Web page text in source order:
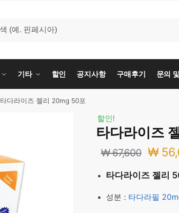
기타 할인 공지사항 구매후기 문의
타다라이즈 젤리 20mg 50포
할인!
타다라이즈
₩67,600 원
래
₩
타다라이즈 젤리
성분 : 타다라필